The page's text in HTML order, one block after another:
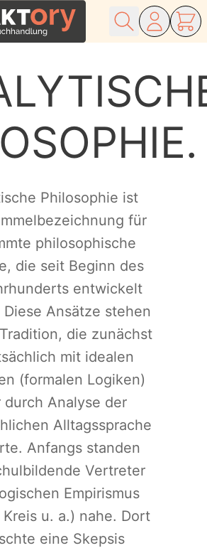
Philosophie ist
für
philosophische
die seit Beginn des
entwickelt
Ansätze stehen
die zunächst
mit idealen
(formalen Logiken)
durch Analyse der
Alltagssprache
Anfangs standen
Vertreter
Empirismus
Kreis u. a.) nahe. Dort
eine Skepsis